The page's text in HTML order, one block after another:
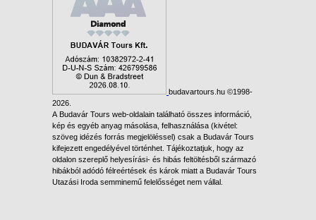
budavartours.hu ©1998-
2026.
A Budavár Tours web-oldalain található összes információ,
kép és egyéb anyag másolása, felhasználása (kivétel:
szöveg idézés forrás megjelöléssel) csak a Budavár Tours
kifejezett engedélyével történhet. Tájékoztatjuk, hogy az
oldalon szereplő helyesírási- és hibás feltöltésből származó
hibákból adódó félreértések és károk miatt a Budavár Tours
Utazási Iroda semminemű felelősséget nem vállal.